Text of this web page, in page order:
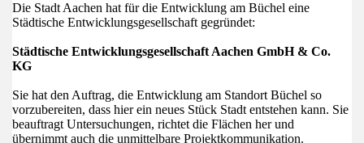
Die Stadt Aachen hat für die Entwicklung am Büchel eine
Städtische Entwicklungsgesellschaft gegründet:
Städtische Entwicklungsgesellschaft Aachen GmbH & Co.
KG
Sie hat den Auftrag, die Entwicklung am Standort Büchel so
vorzubereiten, dass hier ein neues Stück Stadt entstehen kann. Sie
beauftragt Untersuchungen, richtet die Flächen her und
übernimmt auch die unmittelbare Projektkommunikation.